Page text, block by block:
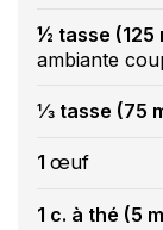
½ tasse (125
ambiante
⅓ tasse (75
1 œuf
1 c. à thé (5